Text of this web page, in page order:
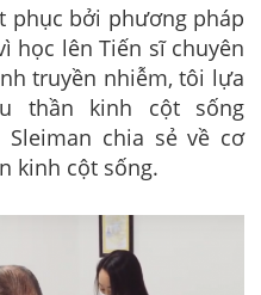
phục bởi phương pháp
học lên Tiến sĩ chuyên
truyền nhiễm, tôi lựa
thần kinh cột sống
Sleiman chia sẻ về cơ
kinh cột sống.